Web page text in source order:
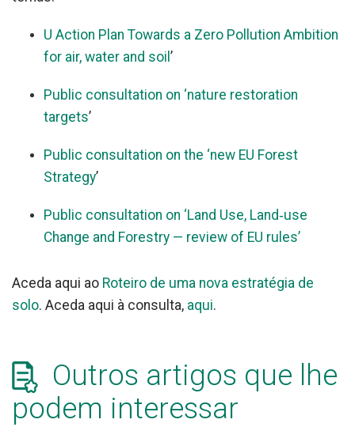
U Action Plan Towards a Zero Pollution Ambition
for air, water and soil ’
Public consultation on ‘nature restoration
targets’
Public consultation on the ‘new EU Forest
Strategy’
Public consultation on ‘Land Use, Land‑use
Change and Forestry — review of EU rules’
Aceda aqui ao Roteiro de uma nova estratégia de
solo. Aceda aqui à consulta, aqui.
Outros artigos que lhe
podem interessar